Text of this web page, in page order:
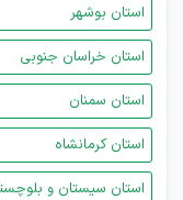
استان بوشهر
استان خراسان جنوبی
استان سمنان
استان کرمانشاه
استان سیستان و